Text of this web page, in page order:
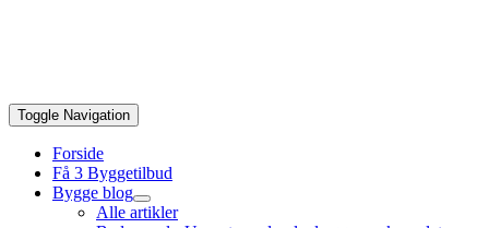
Toggle Navigation
Forside
Få 3 Byggetilbud
Bygge blog
Alle artikler